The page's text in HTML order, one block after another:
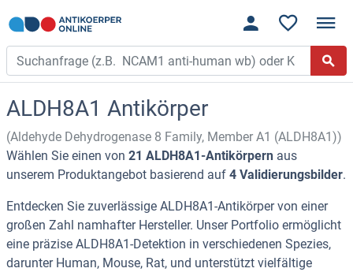
ALDH8A1 Antikörper
(Aldehyde Dehydrogenase 8 Family, Member A1 (ALDH8A1))
Wählen Sie einen von 21 ALDH8A1-Antikörpern aus
unserem Produktangebot basierend auf 4 Validierungsbilder.
Entdecken Sie zuverlässige ALDH8A1-Antikörper von einer
großen Zahl namhafter Hersteller. Unser Portfolio ermöglicht
eine präzise ALDH8A1-Detektion in verschiedenen Spezies,
darunter Human, Mouse, Rat, und unterstützt vielfältige